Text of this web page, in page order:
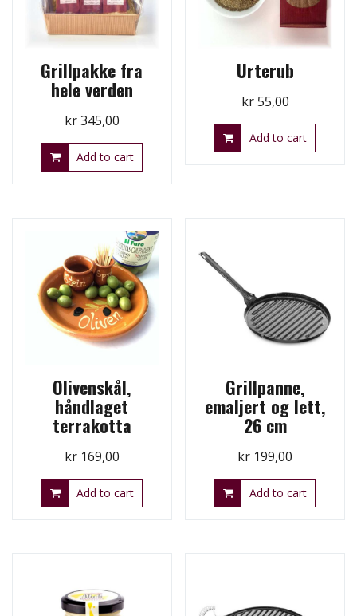
Grillpakke fra
hele verden
kr345,00
Add to cart
Urterub
kr55,00
Add to cart
Olivenskål,
håndlaget
terrakotta
kr169,00
Add to cart
Grillpanne,
emaljert og lett,
26 cm
kr 199,00
Add to cart